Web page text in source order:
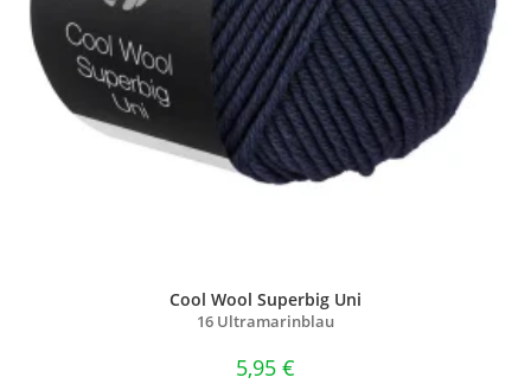
Cool Wool Superbig Uni
16 Ultramarinblau
5,95 €